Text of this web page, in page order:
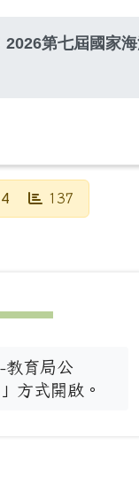
2026第七屆國家
137
教育局公
方式開啟。